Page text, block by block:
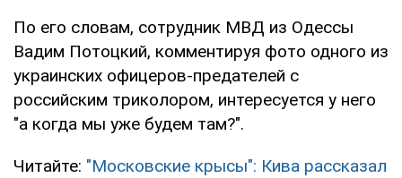
По его словам, сотрудник МВД из Одессы
Вадим Потоцкий, комментируя фото одного из
украинских офицеров-предателей с
российским триколором, интересуется у него
"а когда мы уже будем там?".
Читайте: "Московские крысы": Кива рассказал